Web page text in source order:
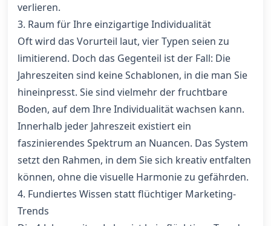
verlieren.
3. Raum für Ihre einzigartige Individualität
Oft wird das Vorurteil laut, vier Typen seien zu
limitierend. Doch das Gegenteil ist der Fall: Die
Jahreszeiten sind keine Schablonen, in die man Sie
hineinpresst. Sie sind vielmehr der fruchtbare
Boden, auf dem Ihre Individualität wachsen kann.
Innerhalb jeder Jahreszeit existiert ein
faszinierendes Spektrum an Nuancen. Das System
setzt den Rahmen, in dem Sie sich kreativ entfalten
können, ohne die visuelle Harmonie zu gefährden.
4. Fundiertes Wissen statt flüchtiger Marketing-
Trends